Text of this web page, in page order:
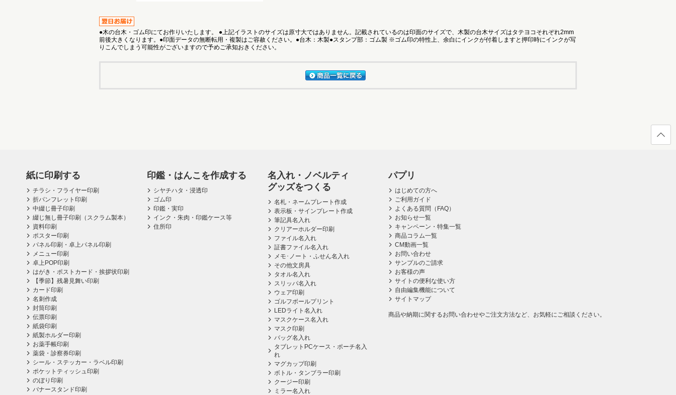
●木の台木・ゴム印にてお作りいたします。 ●上記イラストのサイズは原寸大ではありません。記載されているのは印面のサイズで、木製の台木サイズはタテヨコそれぞれ2mm
前後大きくなります。●印面データの無断転用・複製はご容赦ください。●台木：木製●スタンプ部：ゴム製 ※ゴム印の特性上、余白にインクが付着しますと押印時にインクが写
りこんでしまう可能性がございますので予めご承知おきください。
紙に印刷する
チラシ・フライヤー印刷
折パンフレット印刷
中綴じ冊子印刷
綴じ無し冊子印刷（スクラム製本）
資料印刷
ポスター印刷
パネル印刷・卓上パネル印刷
メニュー印刷
卓上POP印刷
はがき・ポストカード・挨拶状印刷
【季節】残暑見舞い印刷
カード印刷
名刺作成
封筒印刷
伝票印刷
紙袋印刷
紙製ホルダー印刷
お薬手帳印刷
薬袋・診察券印刷
シール・ステッカー・ラベル印刷
ポケットティッシュ印刷
のぼり印刷
バナースタンド印刷
印鑑・はんこを作成する
シヤチハタ・浸透印
ゴム印
印鑑・実印
インク・朱肉・印鑑ケース等
住所印
名入れ・ノベルティ
グッズをつくる
名札・ネームプレート作成
表示板・サインプレート作成
筆記具名入れ
クリアーホルダー印刷
ファイル名入れ
証書ファイル名入れ
メモ･ノート・ふせん名入れ
その他文房具
タオル名入れ
スリッパ名入れ
ウェア印刷
ゴルフボールプリント
LEDライト名入れ
マスクケース名入れ
マスク印刷
バッグ名入れ
タブレットPCケース・ポーチ名入
れ
マグカップ印刷
ボトル・タンブラー印刷
クージー印刷
ミラー名入れ
パプリ
はじめての方へ
ご利用ガイド
よくある質問（FAQ）
お知らせ一覧
キャンペーン・特集一覧
商品コラム一覧
CM動画一覧
お問い合わせ
サンプルのご請求
お客様の声
サイトの便利な使い方
自由編集機能について
サイトマップ
商品や納期に関するお問い合わせやご注文方法など、お気軽にご相談ください。